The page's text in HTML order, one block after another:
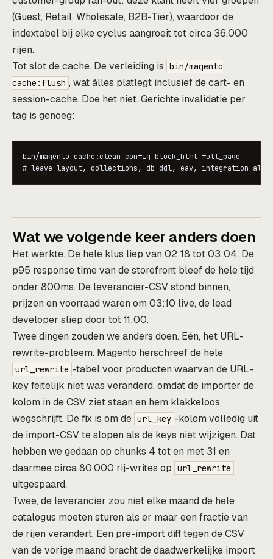
(Guest, Retail, Wholesale, B2B-Tier), waardoor de
indextabel bij elke cyclus aangroeit tot circa 36.000
rijen.
Tot slot de cache. De verleiding is bin/magento
cache:flush , wat álles platlegt inclusief de cart- en
session-cache. Doe het niet. Gerichte invalidatie per
tag is genoeg:
bin/magento cache:clean config block_html full_page
# leave layout, collections, db_ddl, eav, integration
Wat we volgende keer anders doen
Het werkte. De hele klus liep van 02:18 tot 03:04. De
p95 response time van de storefront bleef de hele tijd
onder 800ms. De leverancier-CSV stond binnen,
prijzen en voorraad waren om 03:10 live, de lead
developer sliep door tot 11:00.
Twee dingen zouden we anders doen. Eén, het URL-
rewrite-probleem. Magento herschreef de hele
url_rewrite -tabel voor producten waarvan de URL-
key feitelijk niet was veranderd, omdat de importer de
kolom in de CSV ziet staan en hem klakkeloos
wegschrijft. De fix is om de url_key -kolom volledig uit
de import-CSV te slopen als de keys niet wijzigen. Dat
hebben we gedaan op chunks 4 tot en met 31 en
daarmee circa 80.000 rij-writes op url_rewrite
uitgespaard.
Twee, de leverancier zou niet elke maand de hele
catalogus moeten sturen als er maar een fractie van
de rijen verandert. Een pre-import diff tegen de CSV
van de vorige maand bracht de daadwerkelijke import